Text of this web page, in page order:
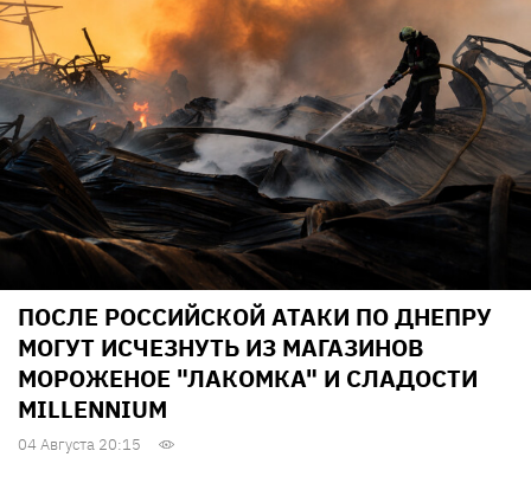
ПОСЛЕ РОССИЙСКОЙ АТАКИ ПО ДНЕПРУ
МОГУТ ИСЧЕЗНУТЬ ИЗ МАГАЗИНОВ
МОРОЖЕНОЕ "ЛАКОМКА" И СЛАДОСТИ
MILLENNIUM
04 Августа 20:15